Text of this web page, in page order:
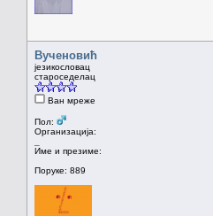
Вученовић
језикословац
староседелац
Ван мреже
Пол:
Организација:
Име и презиме:
Поруке: 889